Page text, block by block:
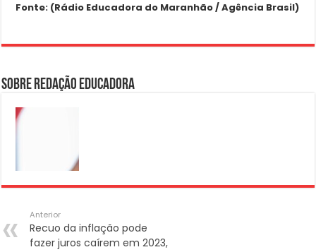
Fonte: (Rádio Educadora do Maranhão / Agência Brasil)
Sobre Redação Educadora
Anterior
Recuo da inflação pode
fazer juros caírem em 2023,